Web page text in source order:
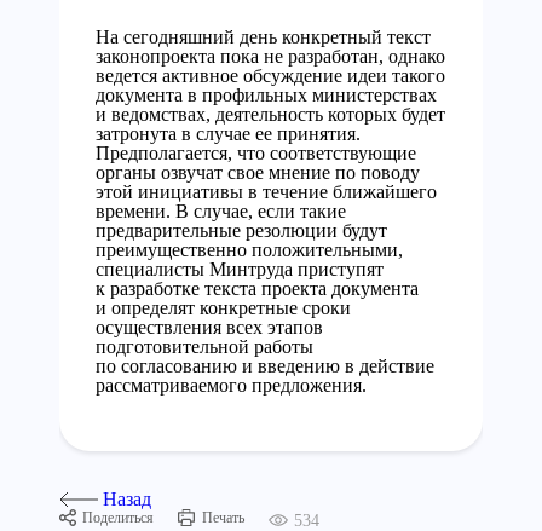
На сегодняшний день конкретный текст
законопроекта пока не разработан, однако
ведется активное обсуждение идеи такого
документа в профильных министерствах
и ведомствах, деятельность которых будет
затронута в случае ее принятия.
Предполагается, что соответствующие
органы озвучат свое мнение по поводу
этой инициативы в течение ближайшего
времени. В случае, если такие
предварительные резолюции будут
преимущественно положительными,
специалисты Минтруда приступят
к разработке текста проекта документа
и определят конкретные сроки
осуществления всех этапов
подготовительной работы
по согласованию и введению в действие
рассматриваемого предложения.
Назад
Поделиться Печать 534